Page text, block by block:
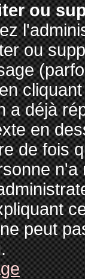
ou
ou
a déjà
en
de fois
peut